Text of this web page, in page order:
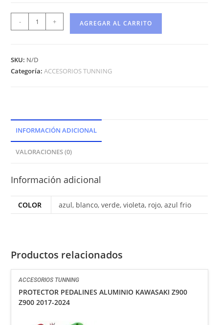
- + AGREGAR AL CARRITO
SKU: N/D
Categoría:ACCESORIOS TUNNING
INFORMACIÓN ADICIONAL
VALORACIONES (0)
Información adicional
COLOR azul, blanco, verde, violeta, rojo, azul frio
Productos relacionados
ACCESORIOS TUNNING
PROTECTOR PEDALINES ALUMINIO KAWASAKI Z900
Z900 2017-2024